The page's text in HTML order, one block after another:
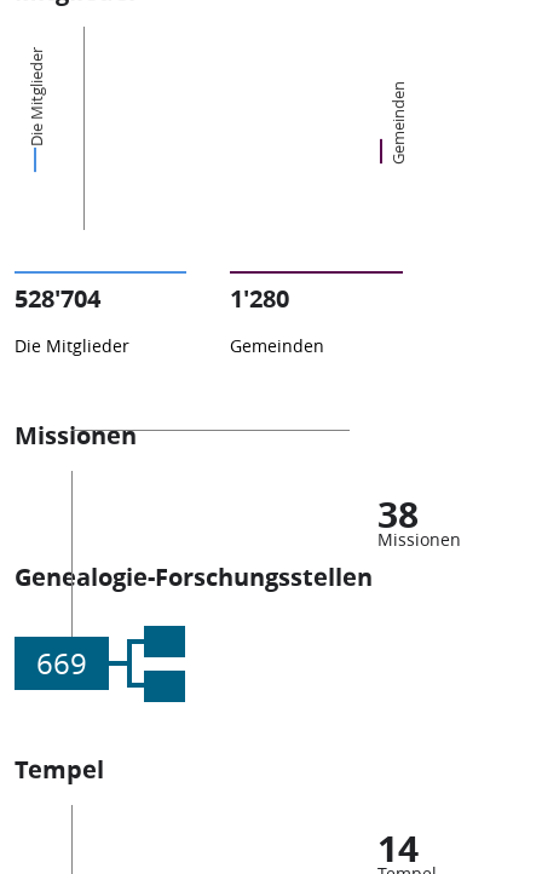
Die Mitglieder Gemeinden
528'704
Die Mitglieder
1'280
Gemeinden
Missionen
38
Missionen
Genealogie-Forschungsstellen
669
Tempel
14